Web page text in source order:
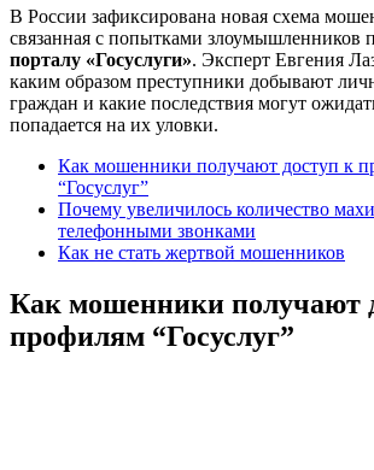
В России зафиксирована новая схема
связанная с попытками злоумышленников
порталу «Госуслуги». Эксперт Евгения
каким образом преступники добывают
граждан и какие последствия могут
попадается на их уловки.
Как мошенники получают доступ к
“Госуслуг”
Почему увеличилось количество
телефонными звонками
Как не стать жертвой мошенников
Как мошенники получают
профилям “Госуслуг”